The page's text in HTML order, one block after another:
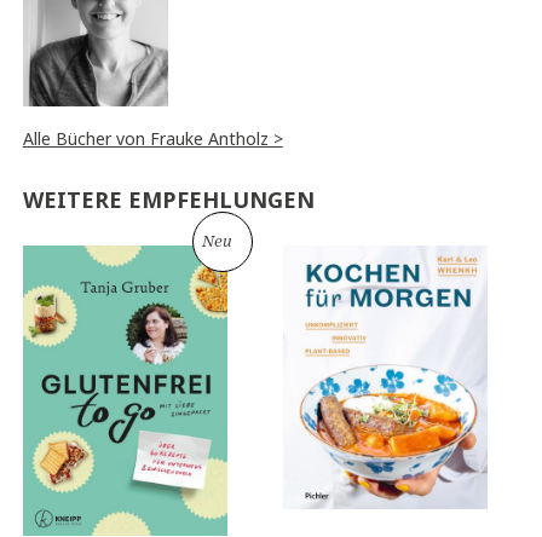
Alle Bücher von Frauke Antholz >
WEITERE EMPFEHLUNGEN
Neu